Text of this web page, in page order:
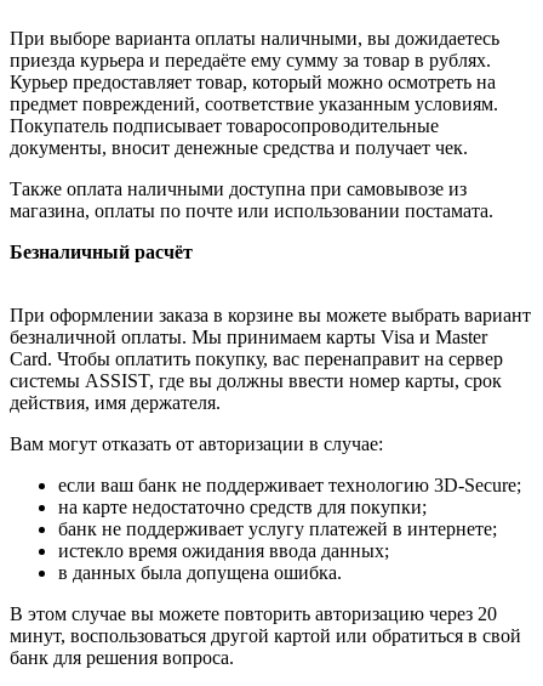
При выборе варианта оплаты наличными, вы дожидаетесь
приезда курьера и передаёте ему сумму за товар в рублях.
Курьер предоставляет товар, который можно осмотреть на
предмет повреждений, соответствие указанным условиям.
Покупатель подписывает товаросопроводительные
документы, вносит денежные средства и получает чек.
Также оплата наличными доступна при самовывозе из
магазина, оплаты по почте или использовании постамата.
Безналичный расчёт
При оформлении заказа в корзине вы можете выбрать вариант
безналичной оплаты. Мы принимаем карты Visa и Master
Card. Чтобы оплатить покупку, вас перенаправит на сервер
системы ASSIST, где вы должны ввести номер карты, срок
действия, имя держателя.
Вам могут отказать от авторизации в случае:
если ваш банк не поддерживает технологию 3D-Secure;
на карте недостаточно средств для покупки;
банк не поддерживает услугу платежей в интернете;
истекло время ожидания ввода данных;
в данных была допущена ошибка.
В этом случае вы можете повторить авторизацию через 20
минут, воспользоваться другой картой или обратиться в свой
банк для решения вопроса.